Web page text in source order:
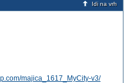
Idi na vrh
majica_1617_MyCity-v3/